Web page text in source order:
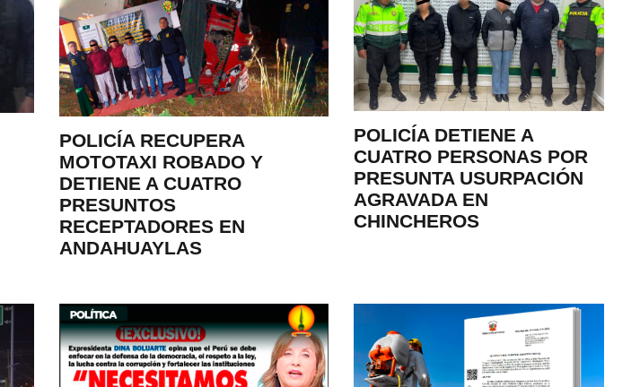
POLICÍA RECUPERA
MOTOTAXI ROBADO Y
DETIENE A CUATRO
PRESUNTOS
RECEPTADORES EN
ANDAHUAYLAS
POLICÍA DETIENE A
CUATRO PERSONAS POR
PRESUNTA USURPACIÓN
AGRAVADA EN
CHINCHEROS